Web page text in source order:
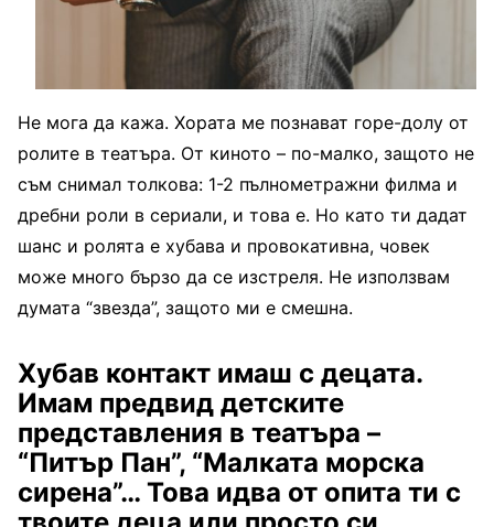
Не мога да кажа. Хората ме познават горе-долу от
ролите в театъра. От киното – по-малко, защото не
съм снимал толкова: 1-2 пълнометражни филма и
дребни роли в сериали, и това е. Но като ти дадат
шанс и ролята е хубава и провокативна, човек
може много бързо да се изстреля. Не използвам
думата “звезда”, защото ми е смешна.
Хубав контакт имаш с децата.
Имам предвид детските
представления в театъра –
“Питър Пан”, “Малката морска
сирена”… Това идва от опита ти с